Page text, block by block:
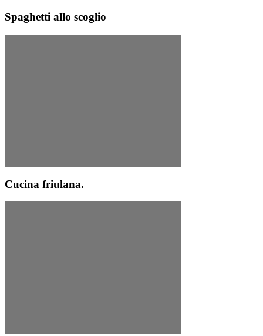
Spaghetti allo scoglio
Cucina friulana.